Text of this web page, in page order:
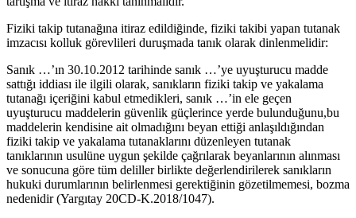
Fiziki takip tutanağına itiraz edildiğinde, fiziki takibi yapan tutanak
imzacısı kolluk görevlileri duruşmada tanık olarak dinlenmelidir:
Sanık …’ın 30.10.2012 tarihinde sanık …’ye uyuşturucu madde
sattığı iddiası ile ilgili olarak, sanıkların fiziki takip ve yakalama
tutanağı içeriğini kabul etmedikleri, sanık …’in ele geçen
uyuşturucu maddelerin güvenlik güçlerince yerde bulunduğunu,bu
maddelerin kendisine ait olmadığını beyan ettiği anlaşıldığından
fiziki takip ve yakalama tutanaklarını düzenleyen tutanak
tanıklarının usulüne uygun şekilde çağrılarak beyanlarının alınması
ve sonucuna göre tüm deliller birlikte değerlendirilerek sanıkların
hukuki durumlarının belirlenmesi gerektiğinin gözetilmemesi, bozma
nedenidir (Yargıtay 20CD-K.2018/1047).